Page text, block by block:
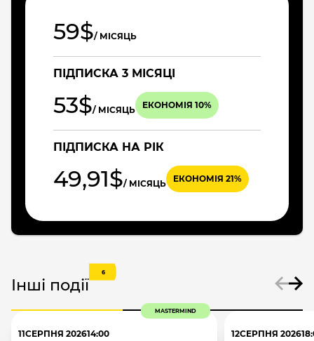
59$/ МІСЯЦЬ
ПІДПИСКА 3 МІСЯЦІ
53$/ МІСЯЦЬ ЕКОНОМІЯ 10%
ПІДПИСКА НА РІК
49,91$/ МІСЯЦЬ ЕКОНОМІЯ 21%
Інші події
6
MASTERMIND
11СЕРПНЯ 202614:00
12СЕРПНЯ 2026